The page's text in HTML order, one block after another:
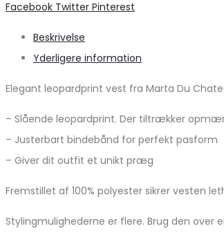
Share
Facebook Twitter Pinterest
Beskrivelse
Yderligere information
Elegant leopardprint vest fra Marta Du
– Slående leopardprint. Der tiltrækker
– Justerbart bindebånd for perfekt pasform
– Giver dit outfit et unikt præg
Fremstillet af 100% polyester sikrer vesten
Stylingmulighederne er flere. Brug den over